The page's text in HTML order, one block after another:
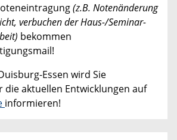
(z.B. Notenänderung
verbuchen der Haus-/Seminar-
bekommen
Essen wird Sie
aktuellen Entwicklungen auf
informieren!